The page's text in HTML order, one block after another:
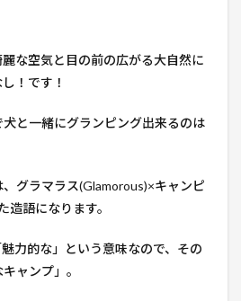
な空気と目の前の広がる大自然に
！です！
と一緒にグランピング出来るのは
グラマラス(Glamorous)×キャンピ
造語になります。
力的な」という意味なので、その
ャンプ」。